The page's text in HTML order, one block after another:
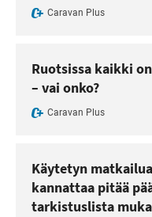
Caravan Plus
Ruotsissa kaikki
– vai onko?
Caravan Plus
Käytetyn
kannattaa pitää
tarkistuslista